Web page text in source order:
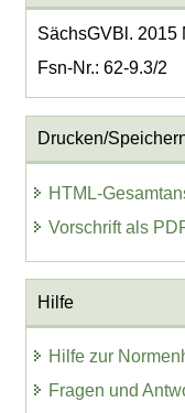
SächsGVBl. 2015
Fsn-Nr.: 62-9.3/2
Drucken/
HTML-
Vorschrift als
Hilfe
Hilfe zur
Fragen und